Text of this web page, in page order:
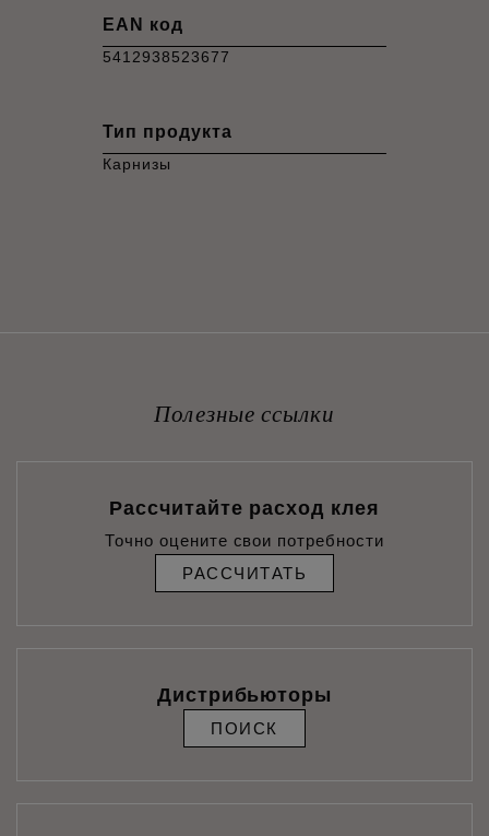
EAN код
5412938523677
Тип продукта
Карнизы
Полезные ссылки
Рассчитайте расход клея
Точно оцените свои потребности
РАССЧИТАТЬ
Дистрибьюторы
ПОИСК